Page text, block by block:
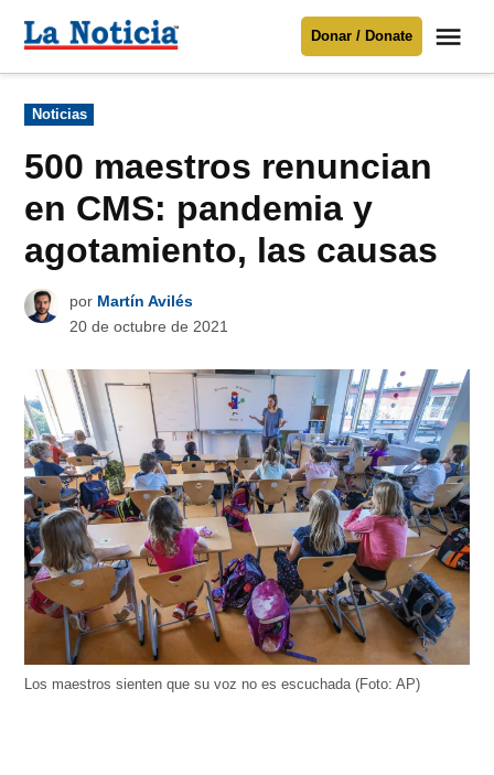
Para mantenerte informado necesitamos
Donar
contenido
Noticia
Donar / Donate
Publicado
en
Noticias
500 maestros renuncian
en CMS: pandemia y
agotamiento, las causas
por Martín Avilés
20 de octubre de 2021
Los maestros sienten que su voz no es escuchada (Foto: AP)